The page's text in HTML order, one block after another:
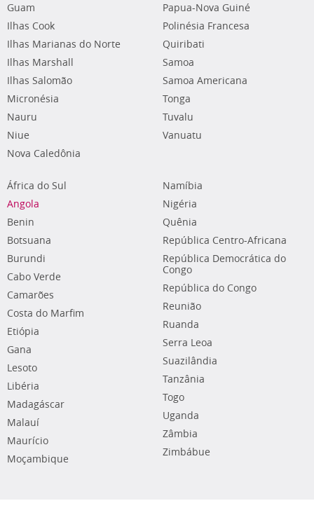
Guam
Ilhas Cook
Ilhas Marianas do Norte
Ilhas Marshall
Ilhas Salomão
Micronésia
Nauru
Niue
Nova Caledônia
Papua-Nova Guiné
Polinésia Francesa
Quiribati
Samoa
Samoa Americana
Tonga
Tuvalu
Vanuatu
África do Sul
Angola
Benin
Botsuana
Burundi
Cabo Verde
Camarões
Costa do Marfim
Etiópia
Gana
Lesoto
Libéria
Madagáscar
Malauí
Maurício
Moçambique
Namíbia
Nigéria
Quênia
República Centro-Africana
República Democrática do
Congo
República do Congo
Reunião
Ruanda
Serra Leoa
Suazilândia
Tanzânia
Togo
Uganda
Zâmbia
Zimbábue